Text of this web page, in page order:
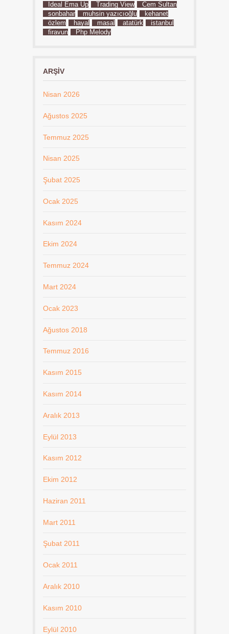
İdeal Ema Up
Trading View
Cem Sultan
sonbahar
muhsin yazıcıoğlu
kehanet
özlem
hayal masal atatürk
istanbul
firavun
Php Melody
ARŞIV
Nisan 2026
Ağustos 2025
Temmuz 2025
Nisan 2025
Şubat 2025
Ocak 2025
Kasım 2024
Ekim 2024
Temmuz 2024
Mart 2024
Ocak 2023
Ağustos 2018
Temmuz 2016
Kasım 2015
Kasım 2014
Aralık 2013
Eylül 2013
Kasım 2012
Ekim 2012
Haziran 2011
Mart 2011
Şubat 2011
Ocak 2011
Aralık 2010
Kasım 2010
Eylül 2010